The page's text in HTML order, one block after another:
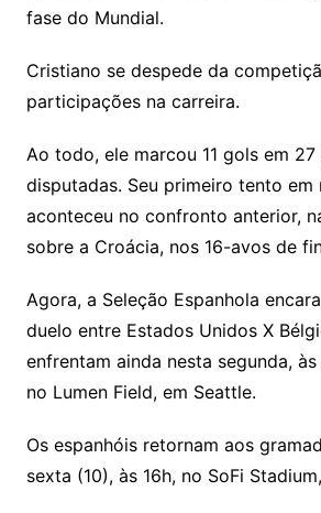
fase do Mundial.
Cristiano se despede da
participações na carreira.
Ao todo, ele marcou 11 gols em
disputadas. Seu primeiro tento em
aconteceu no confronto anterior,
sobre a Croácia, nos 16-avos de
Agora, a Seleção Espanhola
duelo entre Estados Unidos X
enfrentam ainda nesta segunda,
no Lumen Field, em Seattle.
Os espanhóis retornam aos
sexta (10), às 16h, no SoFi